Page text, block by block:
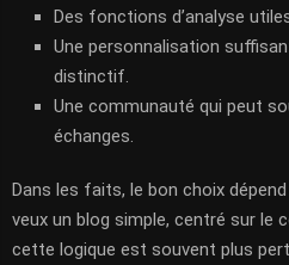
Des fonctions d’analyse
Une personnalisation
distinctif.
Une communauté qui peut
échanges.
Dans les faits, le bon choix
veux un blog simple, centré sur le
cette logique est souvent plus